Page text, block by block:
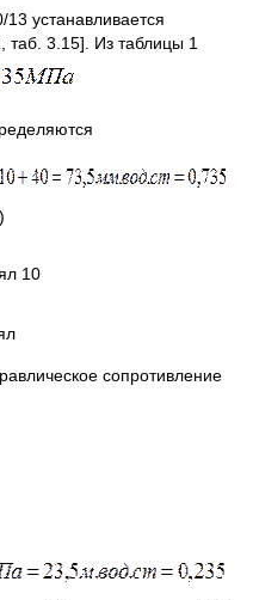
устанавливается
таб. 3.15]. Из таблицы 1
(28)
10
сопротивление